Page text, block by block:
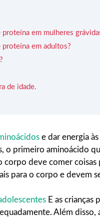
em mulheres
em adultos?
de idade.
e dar energia
o primeiro aminoácido
corpo deve comer
para o corpo e devem
E as crianças
Além